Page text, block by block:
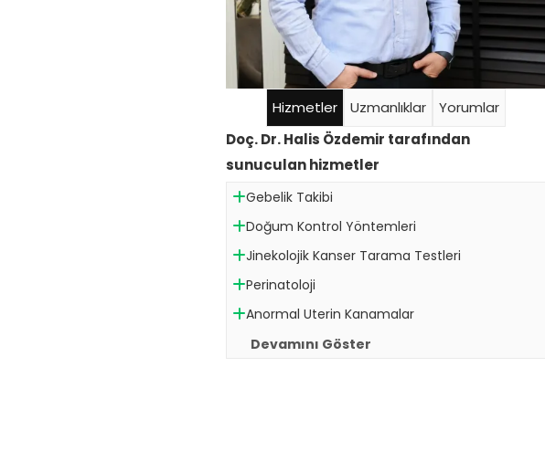
Diğer Branşlar
Hizmetler Uzmanlıklar
Yorumlar
Doç. Dr. Halis Özdemir tarafından
sunuculan hizmetler
Gebelik Takibi
Doğum Kontrol Yöntemleri
Jinekolojik Kanser Tarama Testleri
Perinatoloji
Anormal Uterin Kanamalar
Devamını Göster